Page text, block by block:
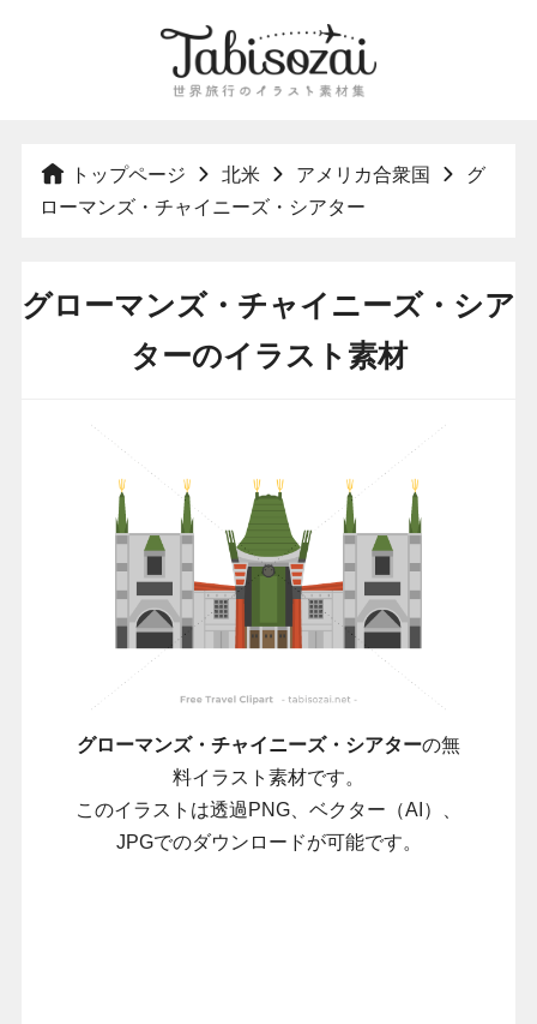
トップページ 北米 アメリカ合衆国
グ
ローマンズ・チャイニーズ・シアター
グローマンズ・チャイニーズ・シア
ターのイラスト素材
グローマンズ・チャイニーズ・シアターの無
料イラスト素材です。
このイラストは透過PNG、ベクター（AI）、
JPGでのダウンロードが可能です。